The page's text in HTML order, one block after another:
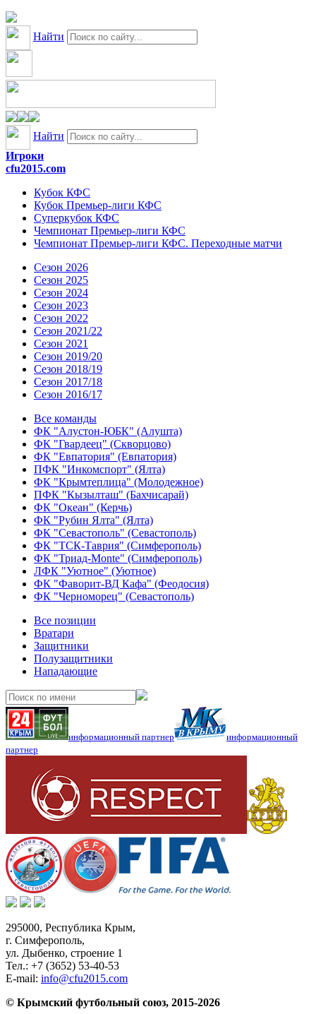
Найти
Найти
Игроки
cfu2015.com
Кубок КФС
Кубок Премьер-лиги КФС
Суперкубок КФС
Чемпионат Премьер-лиги КФС
Чемпионат Премьер-лиги КФС. Переходные матчи
Сезон 2026
Сезон 2025
Сезон 2024
Сезон 2023
Сезон 2022
Сезон 2021/22
Сезон 2021
Сезон 2019/20
Сезон 2018/19
Сезон 2017/18
Сезон 2016/17
Все команды
ФК "Алустон-ЮБК" (Алушта)
ФК "Гвардеец" (Скворцово)
ФК "Евпатория" (Евпатория)
ПФК "Инкомспорт" (Ялта)
ФК "Крымтеплица" (Молодежное)
ПФК "Кызылташ" (Бахчисарай)
ФК "Океан" (Керчь)
ФК "Рубин Ялта" (Ялта)
ФК "Севастополь" (Севастополь)
ФК "ТСК-Таврия" (Симферополь)
ФК "Триад-Monte" (Симферополь)
ЛФК "Уютное" (Уютное)
ФК "Фаворит-ВД Кафа" (Феодосия)
ФК "Черноморец" (Севастополь)
Все позиции
Вратари
Защитники
Полузащитники
Нападающие
информационный партнер
информационный
партнер
295000, Республика Крым,
г. Симферополь,
ул. Дыбенко, строение 1
Тел.: +7 (3652) 53-40-53
E-mail: info@cfu2015.com
© Крымский футбольный союз, 2015-2026